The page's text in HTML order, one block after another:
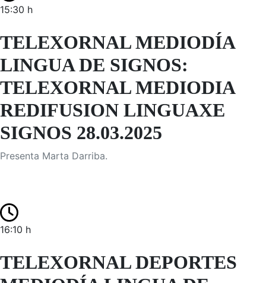
15:30 h
TELEXORNAL MEDIODÍA
LINGUA DE SIGNOS:
TELEXORNAL MEDIODIA
REDIFUSION LINGUAXE
SIGNOS 28.03.2025
Presenta Marta Darriba.
16:10 h
TELEXORNAL DEPORTES